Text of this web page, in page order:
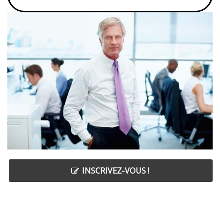
INSCRIVEZ-VOUS !